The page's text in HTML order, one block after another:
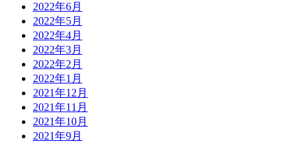
2022年6月
2022年5月
2022年4月
2022年3月
2022年2月
2022年1月
2021年12月
2021年11月
2021年10月
2021年9月